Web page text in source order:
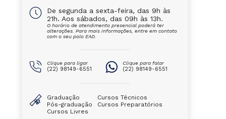
De segunda a sexta-feira, das 9h às
21h. Aos sábados, das 09h às 13h.
O horário de atendimento presencial poderá ter
alterações. Para mais informações, entre em contato
com o seu polo EAD.
Clique para ligar
(22) 98149-6551
Clique para falar
(22) 98149-6551
Graduação
Pós-graduação
Cursos Livres
Cursos Técnicos
Cursos Preparatórios